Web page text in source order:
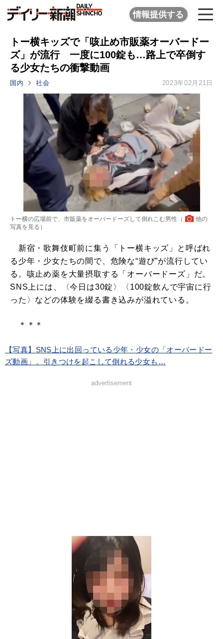
情報提供する
トー横キッズで「咳止め市販薬オーバードー
ズ」が流行 一度に100錠も…路上で卒倒す
る少女たちの衝撃動画
国内 社会 2023年02月21日
トー横の広場前で、市販薬をオーバードーズして倒れこむ男性（
他の
写真を見る ）
新宿・歌舞伎町前に集う「トー横キッズ」と呼ばれ
る少年・少女たちの間で、危険な“遊び”が流行してい
る。咳止め薬を大量摂取する「オーバードーズ」だ。
SNS上には、〈今日は30錠〉〈100錠飲んで宇宙に行
った〉などの体験を綴る書き込みが溢れている。
＊＊＊
【写真】SNS上に出回っている少年・少女の「オーバードー
ズ動画」。引きつけを起こして倒れる少女も…
advertisement